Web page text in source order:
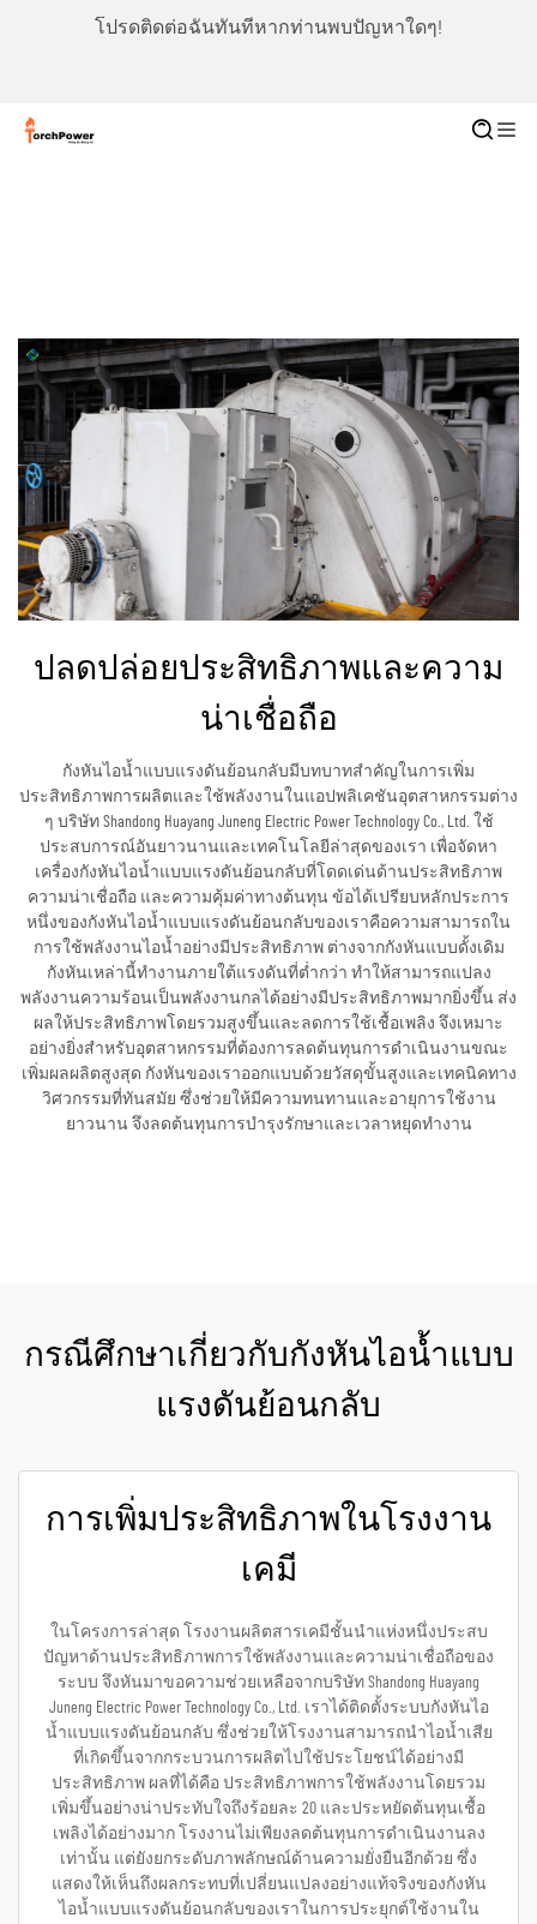
โปรดติดต่อฉันทันทีหากท่านพบปัญหาใดๆ!
ปลดปล่อยประสิทธิภาพและความ
น่าเชื่อถือ
กังหันไอน้ำแบบแรงดันย้อนกลับมีบทบาทสำคัญในการเพิ่ม
ประสิทธิภาพการผลิตและใช้พลังงานในแอปพลิเคชันอุตสาหกรรมต่าง
ๆ บริษัท Shandong Huayang Juneng Electric Power Technology Co., Ltd. ใช้
ประสบการณ์อันยาวนานและเทคโนโลยีล่าสุดของเรา เพื่อจัดหา
เครื่องกังหันไอน้ำแบบแรงดันย้อนกลับที่โดดเด่นด้านประสิทธิภาพ
ความน่าเชื่อถือ และความคุ้มค่าทางต้นทุน ข้อได้เปรียบหลักประการ
หนึ่งของกังหันไอน้ำแบบแรงดันย้อนกลับของเราคือความสามารถใน
การใช้พลังงานไอน้ำอย่างมีประสิทธิภาพ ต่างจากกังหันแบบดั้งเดิม
กังหันเหล่านี้ทำงานภายใต้แรงดันที่ต่ำกว่า ทำให้สามารถแปลง
พลังงานความร้อนเป็นพลังงานกลได้อย่างมีประสิทธิภาพมากยิ่งขึ้น ส่ง
ผลให้ประสิทธิภาพโดยรวมสูงขึ้นและลดการใช้เชื้อเพลิง จึงเหมาะ
อย่างยิ่งสำหรับอุตสาหกรรมที่ต้องการลดต้นทุนการดำเนินงานขณะ
เพิ่มผลผลิตสูงสุด กังหันของเราออกแบบด้วยวัสดุขั้นสูงและเทคนิคทาง
วิศวกรรมที่ทันสมัย ซึ่งช่วยให้มีความทนทานและอายุการใช้งาน
ยาวนาน จึงลดต้นทุนการบำรุงรักษาและเวลาหยุดทำงาน
กรณีศึกษาเกี่ยวกับกังหันไอน้ำแบบ
แรงดันย้อนกลับ
การเพิ่มประสิทธิภาพในโรงงาน
เคมี
ในโครงการล่าสุด โรงงานผลิตสารเคมีชั้นนำแห่งหนึ่งประสบ
ปัญหาด้านประสิทธิภาพการใช้พลังงานและความน่าเชื่อถือของ
ระบบ จึงหันมาขอความช่วยเหลือจากบริษัท Shandong Huayang
Juneng Electric Power Technology Co., Ltd. เราได้ติดตั้งระบบกังหันไอ
น้ำแบบแรงดันย้อนกลับ ซึ่งช่วยให้โรงงานสามารถนำไอน้ำเสีย
ที่เกิดขึ้นจากกระบวนการผลิตไปใช้ประโยชน์ได้อย่างมี
ประสิทธิภาพ ผลที่ได้คือ ประสิทธิภาพการใช้พลังงานโดยรวม
เพิ่มขึ้นอย่างน่าประทับใจถึงร้อยละ 20 และประหยัดต้นทุนเชื้อ
เพลิงได้อย่างมาก โรงงานไม่เพียงลดต้นทุนการดำเนินงานลง
เท่านั้น แต่ยังยกระดับภาพลักษณ์ด้านความยั่งยืนอีกด้วย ซึ่ง
แสดงให้เห็นถึงผลกระทบที่เปลี่ยนแปลงอย่างแท้จริงของกังหัน
ไอน้ำแบบแรงดันย้อนกลับของเราในการประยุกต์ใช้งานใน